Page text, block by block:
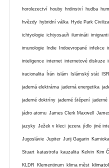
horolezectví houby hrdinství hudba
hvězdy hybridní válka Hyde Park
ichtyologie ichtyosauři ilumináti imigranti
imunologie Indie Indoevropané infekce
inteligence internet internetové diskuze
iracionalita Írán islám Islámský stát
jaderná elektrárna jaderná energetika
jaderné doktríny jaderné štěpení jaderné
jádro atomu James Clerk Maxwell
jazyky Ježek v kleci jezera jídlo jiné
Jugoslávie Jupiter Jurij Gagarin
Stuart katastrofa kauzalita Kelvin Kim
KLDR Klementinum klima měst